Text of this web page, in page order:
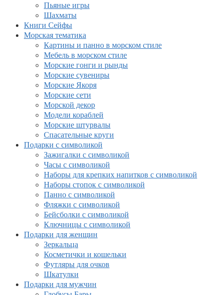
Пьяные игры
Шахматы
Книги Сейфы
Морская тематика
Картины и панно в морском стиле
Мебель в морском стиле
Морские гонги и рынды
Морские сувениры
Морские Якоря
Морские сети
Морской декор
Модели кораблей
Морские штурвалы
Спасательные круги
Подарки с символикой
Зажигалки с символикой
Часы с символикой
Наборы для крепких напитков с символикой
Наборы стопок с символикой
Панно с символикой
Фляжки с символикой
Бейсболки с символикой
Ключницы с символикой
Подарки для женщин
Зеркальца
Косметички и кошельки
Футляры для очков
Шкатулки
Подарки для мужчин